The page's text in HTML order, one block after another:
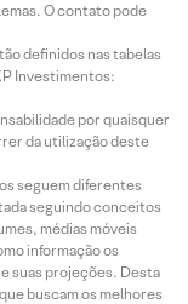
O contato pode
definidos nas tabelas
Investimentos:
por quaisquer
da utilização deste
seguem diferentes
seguindo conceitos
médias móveis
informação os
suas projeções. Desta
buscam os melhores